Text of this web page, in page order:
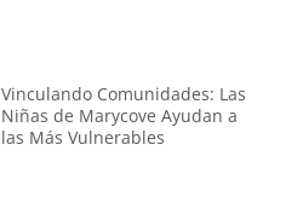
Vinculando Comunidades: Las
Niñas de Marycove Ayudan a
las Más Vulnerables